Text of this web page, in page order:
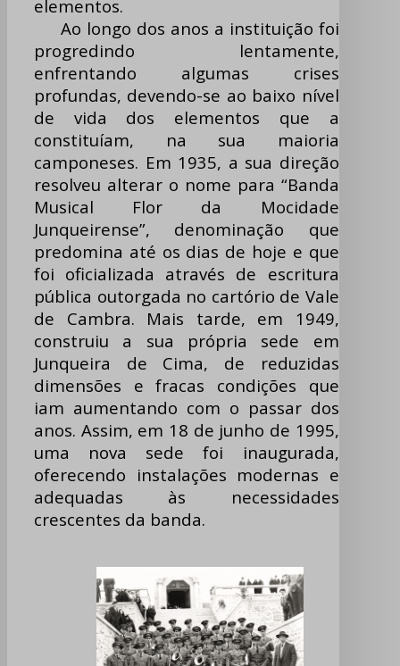
elementos.
Ao longo dos anos a instituição foi
progredindo lentamente,
enfrentando algumas crises
profundas, devendo-se ao baixo nível
de vida dos elementos que a
constituíam, na sua maioria
camponeses. Em 1935, a sua direção
resolveu alterar o nome para “Banda
Musical Flor da Mocidade
Junqueirense”, denominação que
predomina até os dias de hoje e que
foi oficializada através de escritura
pública outorgada no cartório de Vale
de Cambra. Mais tarde, em 1949,
construiu a sua própria sede em
Junqueira de Cima, de reduzidas
dimensões e fracas condições que
iam aumentando com o passar dos
anos. Assim, em 18 de junho de 1995,
uma nova sede foi inaugurada,
oferecendo instalações modernas e
adequadas às necessidades
crescentes da banda.